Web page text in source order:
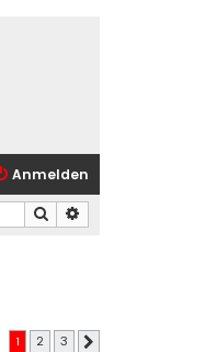
Anmelden
Suche
1 2 3